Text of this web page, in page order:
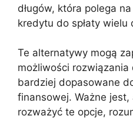
długów, która polega
kredytu do spłaty wielu
Te alternatywy mogą
możliwości rozwiązania
bardziej dopasowane
finansowej. Ważne
rozważyć te opcje,